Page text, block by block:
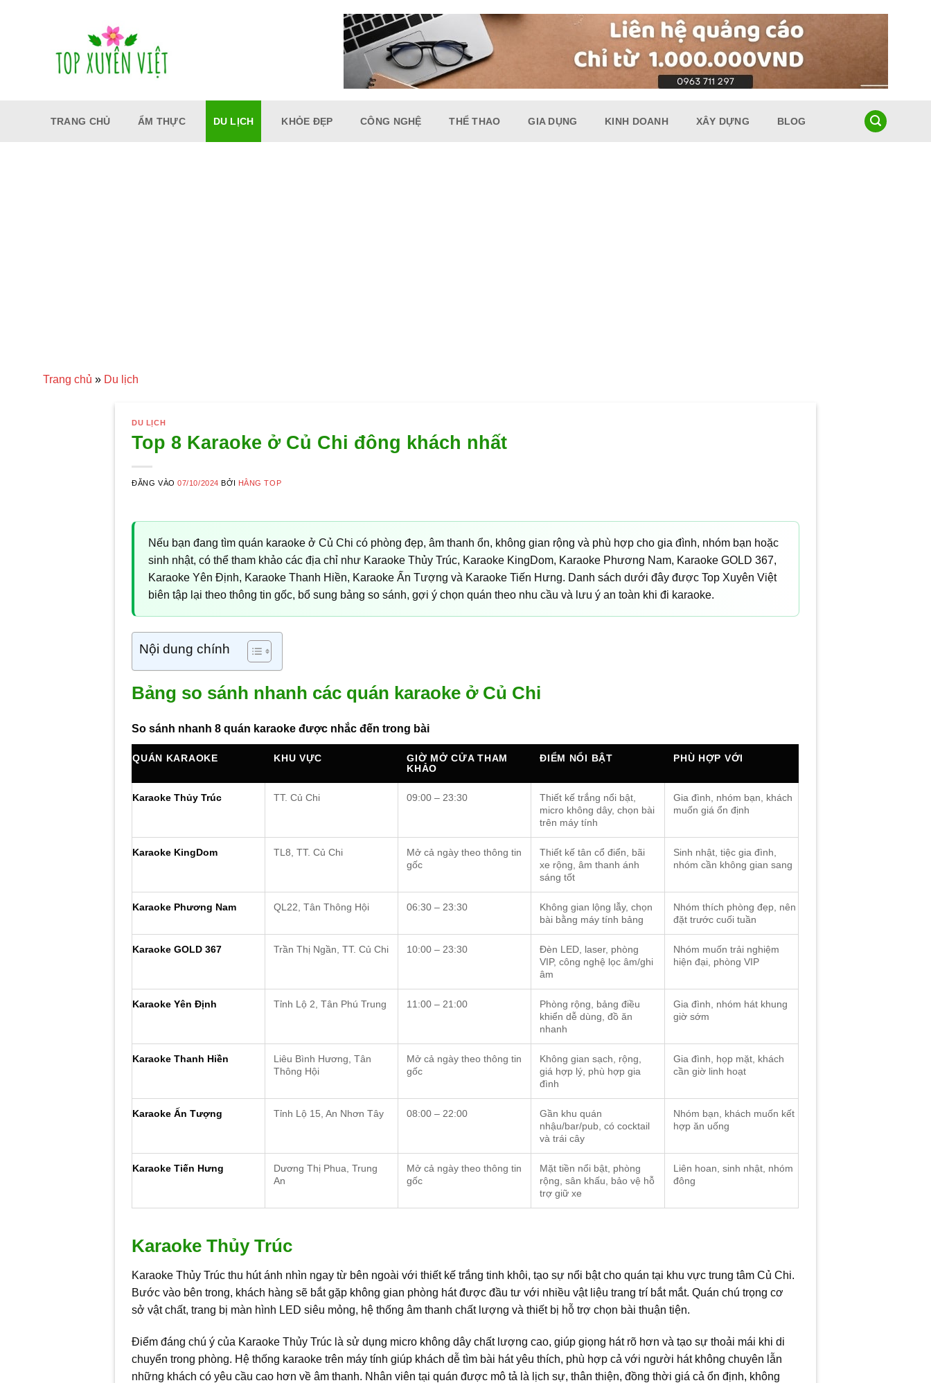
TRANG CHỦ ẨM THỰC DU LỊCH KHỎE ĐẸP CÔNG NGHỆ THỂ THAO GIA DỤNG KINH DOANH XÂY DỰNG BLOG
Trang chủ » Du lịch
DU LỊCH
Top 8 Karaoke ở Củ Chi đông khách nhất
ĐĂNG VÀO07/10/2024 BỞI HẰNG TOP
Nếu bạn đang tìm quán karaoke ở Củ Chi có phòng đẹp, âm thanh ổn, không gian rộng và phù hợp cho gia đình, nhóm bạn hoặc
sinh nhật, có thể tham khảo các địa chỉ như Karaoke Thủy Trúc, Karaoke KingDom, Karaoke Phương Nam, Karaoke GOLD 367,
Karaoke Yên Định, Karaoke Thanh Hiền, Karaoke Ấn Tượng và Karaoke Tiến Hưng. Danh sách dưới đây được Top Xuyên Việt
biên tập lại theo thông tin gốc, bổ sung bảng so sánh, gợi ý chọn quán theo nhu cầu và lưu ý an toàn khi đi karaoke.
Nội dung chính
Bảng so sánh nhanh các quán karaoke ở Củ Chi
So sánh nhanh 8 quán karaoke được nhắc đến trong bài
QUÁN KARAOKE KHU VỰC
GIỜ MỞ CỬA THAM
KHẢO
ĐIỂM NỔI BẬT PHÙ HỢP VỚI
Karaoke Thủy Trúc TT. Củ Chi 09:00 – 23:30
Thiết kế trắng nổi bật,
micro không dây, chọn bài
trên máy tính
Gia đình, nhóm bạn, khách
muốn giá ổn định
Karaoke KingDom TL8, TT. Củ Chi
Mở cả ngày theo thông tin
gốc
Thiết kế tân cổ điển, bãi
xe rộng, âm thanh ánh
sáng tốt
Sinh nhật, tiệc gia đình,
nhóm cần không gian sang
Karaoke Phương Nam QL22, Tân Thông Hội 06:30 – 23:30
Không gian lộng lẫy, chọn
bài bằng máy tính bảng
Nhóm thích phòng đẹp, nên
đặt trước cuối tuần
Karaoke GOLD 367 Trần Thị Ngần, TT. Củ Chi 10:00 – 23:30
Đèn LED, laser, phòng
VIP, công nghệ lọc âm/ghi
âm
Nhóm muốn trải nghiệm
hiện đại, phòng VIP
Karaoke Yên Định Tỉnh Lộ 2, Tân Phú Trung 11:00 – 21:00
Phòng rộng, bảng điều
khiển dễ dùng, đồ ăn
nhanh
Gia đình, nhóm hát khung
giờ sớm
Karaoke Thanh Hiền
Liêu Bình Hương, Tân
Thông Hội
Mở cả ngày theo thông tin
gốc
Không gian sạch, rộng,
giá hợp lý, phù hợp gia
đình
Gia đình, họp mặt, khách
cần giờ linh hoạt
Karaoke Ấn Tượng Tỉnh Lộ 15, An Nhơn Tây 08:00 – 22:00
Gần khu quán
nhậu/bar/pub, có cocktail
và trái cây
Nhóm bạn, khách muốn kết
hợp ăn uống
Karaoke Tiến Hưng
Dương Thị Phua, Trung
An
Mở cả ngày theo thông tin
gốc
Mặt tiền nổi bật, phòng
rộng, sân khấu, bảo vệ hỗ
trợ giữ xe
Liên hoan, sinh nhật, nhóm
đông
Karaoke Thủy Trúc
Karaoke Thủy Trúc thu hút ánh nhìn ngay từ bên ngoài với thiết kế trắng tinh khôi, tạo sự nổi bật cho quán tại khu vực trung tâm Củ Chi.
Bước vào bên trong, khách hàng sẽ bắt gặp không gian phòng hát được đầu tư với nhiều vật liệu trang trí bắt mắt. Quán chú trọng cơ
sở vật chất, trang bị màn hình LED siêu mỏng, hệ thống âm thanh chất lượng và thiết bị hỗ trợ chọn bài thuận tiện.
Điểm đáng chú ý của Karaoke Thủy Trúc là sử dụng micro không dây chất lượng cao, giúp giọng hát rõ hơn và tạo sự thoải mái khi di
chuyển trong phòng. Hệ thống karaoke trên máy tính giúp khách dễ tìm bài hát yêu thích, phù hợp cả với người hát không chuyên lẫn
những khách có yêu cầu cao hơn về âm thanh. Nhân viên tại quán được mô tả là lịch sự, thân thiện, đồng thời giá cả ổn định, không